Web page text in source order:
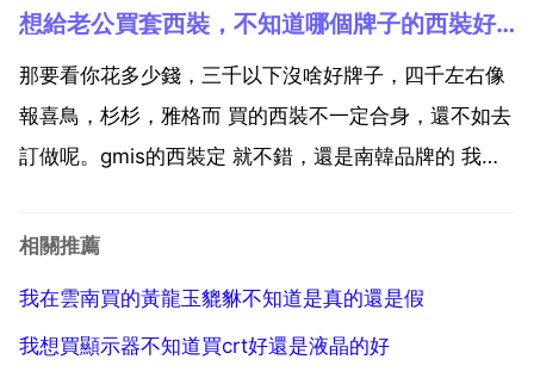
直接去專櫃試戴，有合適的問好店員尺寸大小。聽說銀
飾能除濕氣呢，想買個銀手鐲，請問銀手鐲哪個...
想給老公買套西裝，不知道哪個牌子的西裝好一點？一下唄
那要看你花多少錢，三千以下沒啥好牌子，四千左右像
報喜鳥，杉杉，雅格而 買的西裝不一定合身，還不如去
訂做呢。gmis的西裝定 就不錯，還是南韓品牌的 我要
輕人穿？古奇 阿瑪尼 路易維登 貴是貴了點 結婚嘛 就這
相關推薦
我在雲南買的黃龍玉貔貅不知道是真的還是假
我想買顯示器不知道買crt好還是液晶的好